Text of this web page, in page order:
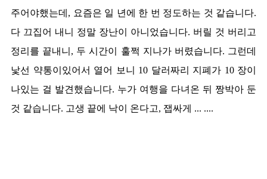
주어야했는데, 요즘은 일 년에 한 번 정도하는 것 같습니다.
다 끄집어 내니 정말 장난이 아니었습니다. 버릴 것 버리고
정리를 끝내니, 두 시간이 훌쩍 지나가 버렸습니다. 그런데
낯선 약통이있어서 열어 보니 10 달러짜리 지폐가 10 장이
나있는 걸 발견했습니다. 누가 여행을 다녀온 뒤 짱박아 둔
것 같습니다. 고생 끝에 낙이 온다고, 잽싸게 ... ....